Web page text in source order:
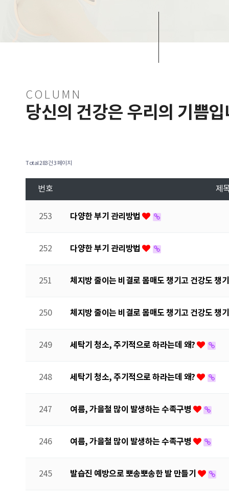
COLUMN
당신의 건강은 우리의 기쁨
Total 283건3 페이지
번호 제
253 다양한 부기 관리방법
252 다양한 부기 관리방법
251 체지방 줄이는 비결로 몸매도 챙기고 건강도 챙
250 체지방 줄이는 비결로 몸매도 챙기고 건강도 챙
249 세탁기 청소, 주기적으로 하라는데 왜?
248 세탁기 청소, 주기적으로 하라는데 왜?
247 여름, 가을철 많이 발생하는 수족구병
246 여름, 가을철 많이 발생하는 수족구병
245 발습진 예방으로 뽀송뽀송한 발 만들기